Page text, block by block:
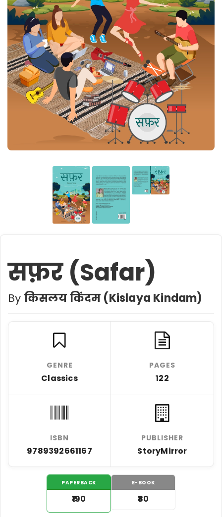
सफ़र (Safar)
By किसलय किंदम (Kislaya Kindam)
GENRE
Classics
PAGES
122
ISBN
9789392661167
PUBLISHER
StoryMirror
PAPERBACK
₹190
E-BOOK
₹80